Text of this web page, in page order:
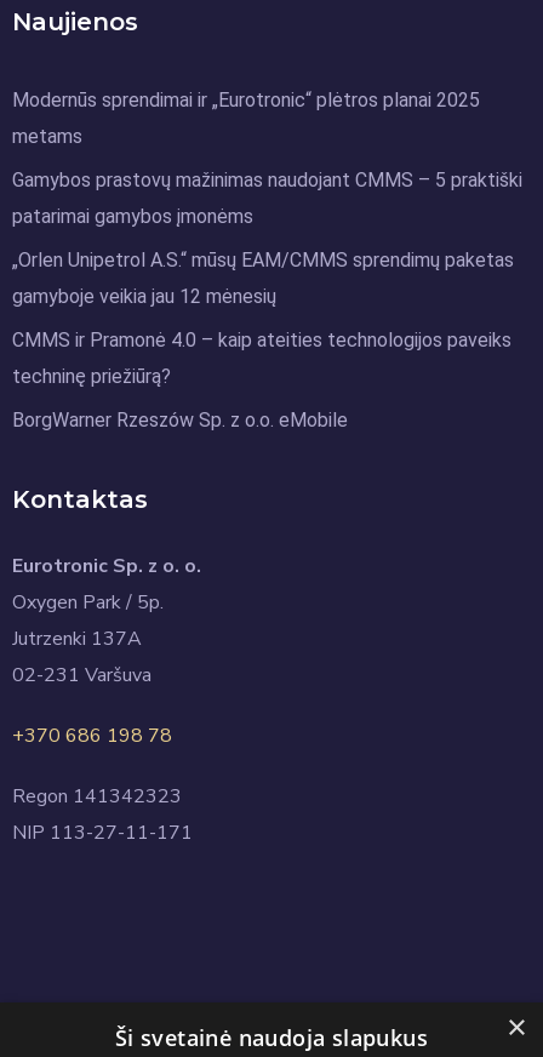
Naujienos
Modernūs sprendimai ir „Eurotronic“ plėtros planai 2025
metams
Gamybos prastovų mažinimas naudojant CMMS – 5 praktiški
patarimai gamybos įmonėms
„Orlen Unipetrol A.S.“ mūsų EAM/CMMS sprendimų paketas
gamyboje veikia jau 12 mėnesių
CMMS ir Pramonė 4.0 – kaip ateities technologijos paveiks
techninę priežiūrą?
BorgWarner Rzeszów Sp. z o.o. eMobile
Kontaktas
Eurotronic Sp. z o. o.
Oxygen Park / 5p.
Jutrzenki 137A
02-231 Varšuva
+370 686 198 78
Regon 141342323
NIP 113-27-11-171
Copyright © 2024 Eurotronic.net.pl. All Rights Reserved.
×
Ši svetainė naudoja slapukus